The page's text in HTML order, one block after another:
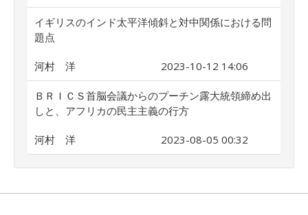
イギリスのインド太平洋傾斜と対中関係における問
題点
河村 洋 2023-10-12 14:06
ＢＲＩＣＳ首脳会議からのプーチン露大統領締め出
しと、アフリカの民主主義の行方
河村 洋 2023-08-05 00:32